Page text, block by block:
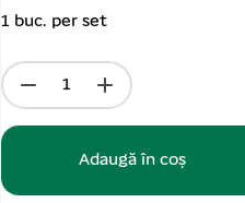
1 buc. per set
Adaugă în coș